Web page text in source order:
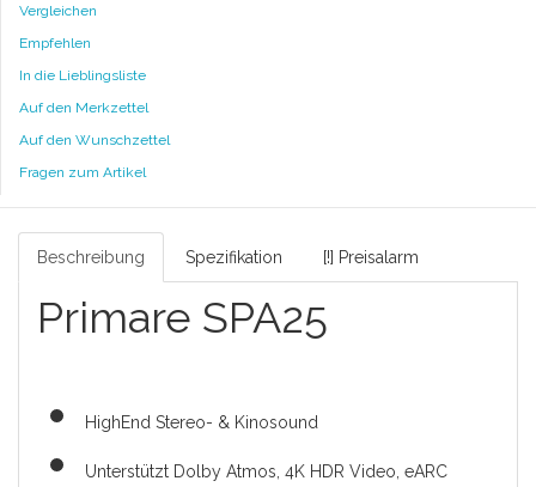
Vergleichen
Empfehlen
In die Lieblingsliste
Auf den Merkzettel
Auf den Wunschzettel
Fragen zum Artikel
Beschreibung Spezifikation [!] Preisalarm
Primare SPA25
HighEnd Stereo- & Kinosound
Unterstützt Dolby Atmos, 4K HDR Video, eARC